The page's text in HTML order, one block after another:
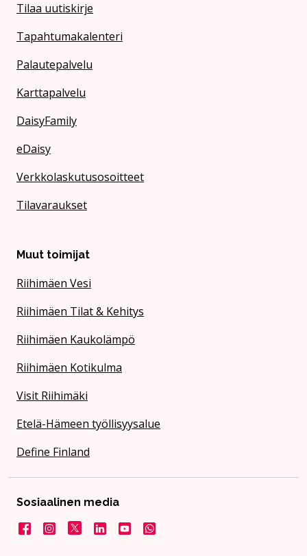
Tilaa uutiskirje
Tapahtumakalenteri
Palautepalvelu
Karttapalvelu
DaisyFamily
eDaisy
Verkkolaskutusosoitteet
Tilavaraukset
Muut toimijat
Riihimäen Vesi
Riihimäen Tilat & Kehitys
Riihimäen Kaukolämpö
Riihimäen Kotikulma
Visit Riihimäki
Etelä-Hämeen työllisyysalue
Define Finland
Sosiaalinen media
FacebookInstagram
X LinkedInYouTubeKaupunki WhatsApissa